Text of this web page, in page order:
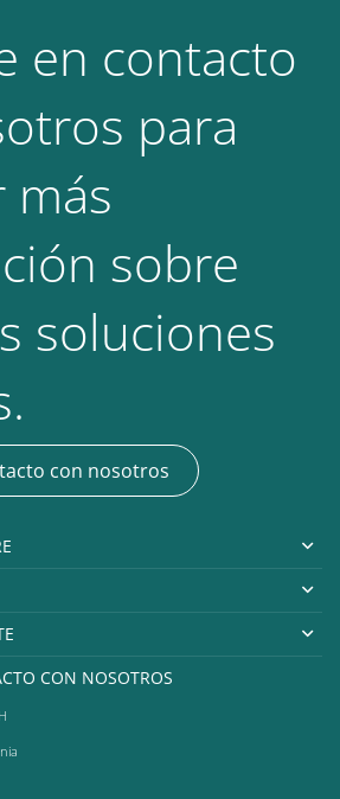
en contacto
para
más
sobre
soluciones
con nosotros
CON NOSOTROS